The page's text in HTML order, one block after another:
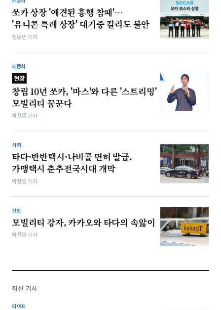
쏘카 상장 '예견된 흥행 참패'…
'유니콘 특례 상장' 대기중 컬리도 불안
정동민 기자
자동차
현장
창립 10년 쏘카, '마스'와 다른 '스트리밍'
모빌리티 꿈꾼다
박찬웅 기자
사회
타다·반반택시·나비콜 면허 발급,
가맹택시 춘추전국시대 개막
박찬웅 기자
산업
모빌리티 강자, 카카오와 타다의 속앓이
박찬웅 기자
최신 기사
라이프